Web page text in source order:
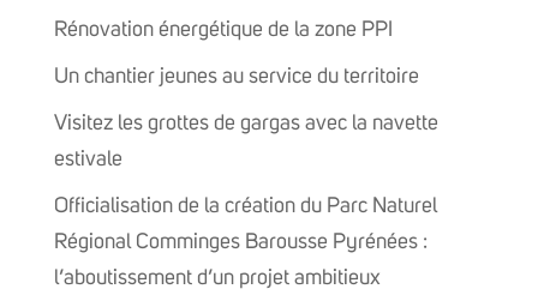
Rénovation énergétique de la zone PPI
Un chantier jeunes au service du territoire
Visitez les grottes de gargas avec la navette
estivale
Officialisation de la création du Parc Naturel
Régional Comminges Barousse Pyrénées :
l’aboutissement d’un projet ambitieux